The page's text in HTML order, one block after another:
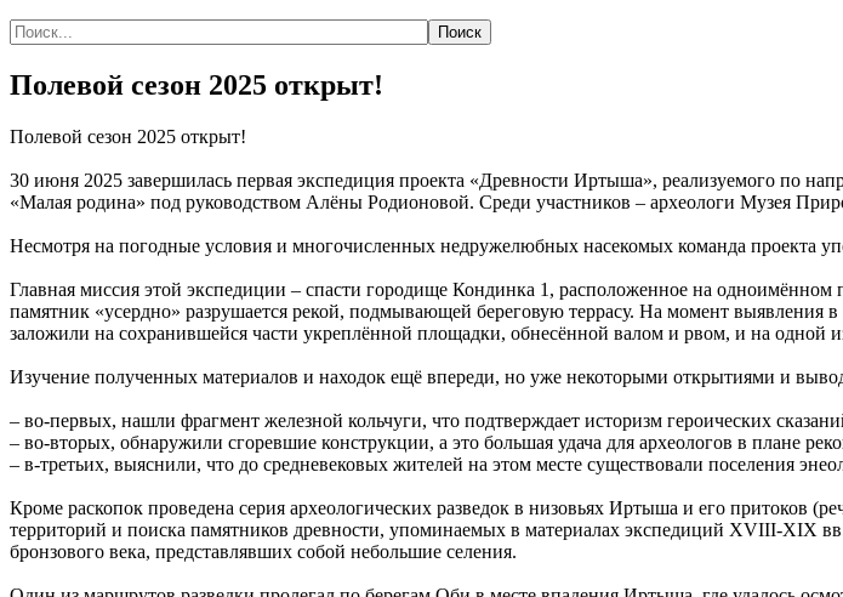
Полевой сезон 2025 открыт!
Полевой сезон 2025 открыт!
30 июня 2025 завершилась первая экспедиция проекта «Древности Иртыша», реализуемого по
«Малая родина» под руководством Алёны Родионовой. Среди участников – археологи Музея
Несмотря на погодные условия и многочисленных недружелюбных насекомых команда проекта
Главная миссия этой экспедиции – спасти городище Кондинка 1, расположенное на
памятник «усердно» разрушается рекой, подмывающей береговую террасу. На момент
заложили на сохранившейся части укреплённой площадки, обнесённой валом и рвом, и на одной
Изучение полученных материалов и находок ещё впереди, но уже некоторыми открытиями и
– во-первых, нашли фрагмент железной кольчуги, что подтверждает историзм героических
– во-вторых, обнаружили сгоревшие конструкции, а это большая удача для археологов в плане
– в-третьих, выяснили, что до средневековых жителей на этом месте существовали поселения
Кроме раскопок проведена серия археологических разведок в низовьях Иртыша и его притоков
территорий и поиска памятников древности, упоминаемых в материалах экспедиций XVIII-XIX
бронзового века, представлявших собой небольшие селения.